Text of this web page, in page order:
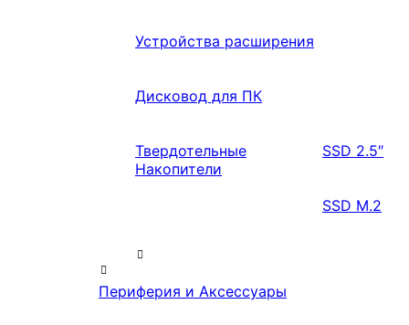
Устройства расширения
Дисковод для ПК
Твердотельные
Накопители
SSD 2.5″
SSD M.2
Периферия и Аксессуары